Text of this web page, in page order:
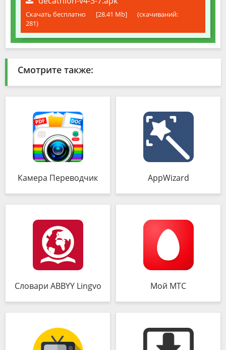
Скачать бесплатно [28.41 Mb]
(cкачиваний:
281)
Смотрите также:
Камера Переводчик AppWizard
Словари ABBYY Lingvo Мой МТС